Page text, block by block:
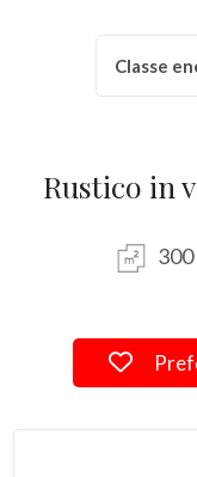
Classe
Rustico in
300
multiscelta
Qualsiasi
Commerciali